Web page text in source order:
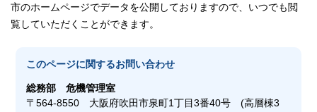
市のホームページでデータを公開しておりますので、いつでも閲
覧していただくことができます。
このページに関するお問い合わせ
総務部危機管理室
〒564-8550 大阪府吹田市泉町1丁目3番40号 (高層棟3